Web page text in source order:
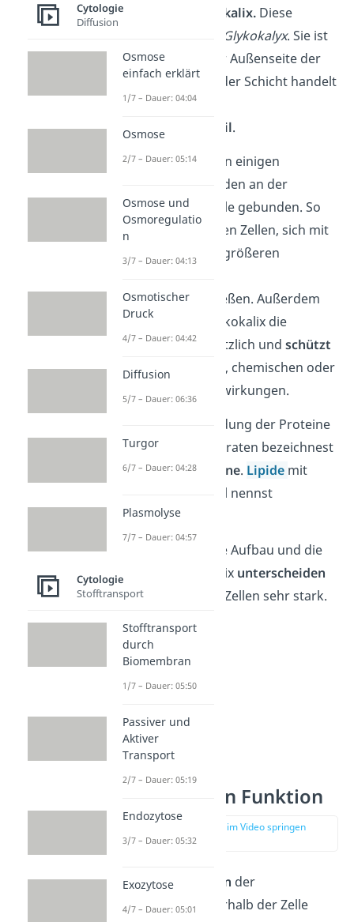
sogenannte
Glykokalix. Diese
Glykokalyx. Sie ist
eine Schicht an der Außenseite der
Zellmembran. Bei der Schicht handelt
es sich um einen
Kohlenhydratanteil.
Die Glykokalix ist an einigen
Proteinen und Lipiden an der
Außenseite der Zelle gebunden. So
ermöglicht er es den Zellen, sich mit
anderen Zellen zu größeren
zusammenzuschließen. Außerdem
stabilisiert
die Glykokalix die
Zellmembran zusätzlich undschützt
sie so vor fremden, chemischen oder
mechanischen Einwirkungen.
Die Verbindung der Proteine
mit den Kohlenhydraten bezeichnest
du alsGlykoproteine. Lipide mit
Kohlenhydratanteil nennst
duGlykolipide
Der grundsätzliche Aufbau und die
Dicke der Glykokalix unterscheiden
sich zwischen den Zellen sehr stark.
Zellmembran Funktion
zur Stelle im Video springen
(02:46)
DieHauptaufgaben der
Zellmembran innerhalb der Zelle
Cytologie
Diffusion
Osmose
einfach erklärt
1/7 – Dauer: 04:04
Osmose
2/7 – Dauer: 05:14
Osmose und
Osmoregulatio
n
3/7 – Dauer: 04:13
Osmotischer
Druck
4/7 – Dauer: 04:42
Diffusion
5/7 – Dauer: 06:36
Turgor
6/7 – Dauer: 04:28
Plasmolyse
7/7 – Dauer: 04:57
Cytologie
Stofftransport
Stofftransport
durch
Biomembran
1/7 – Dauer: 05:50
Passiver und
Aktiver
Transport
2/7 – Dauer: 05:19
Endozytose
3/7 – Dauer: 05:32
Exozytose
4/7 – Dauer: 05:01